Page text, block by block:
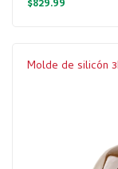
$829.99
Molde de silicón